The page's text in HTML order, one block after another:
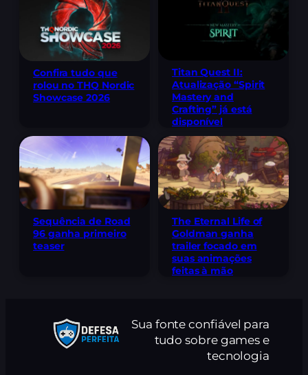
Confira tudo que
rolou no THQ Nordic
Showcase 2026
Titan Quest II:
Atualização “Spirit
Mastery and
Crafting” já está
disponível
Sequência de Road
96 ganha primeiro
teaser
The Eternal Life of
Goldman ganha
trailer focado em
suas animações
feitas à mão
Sua fonte confiável para
tudo sobre games e
tecnologia